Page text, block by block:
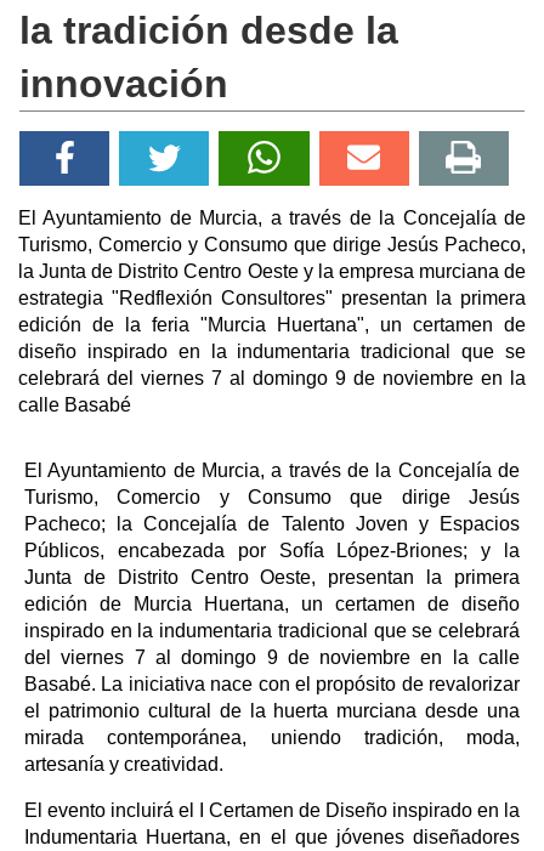
la tradición desde la
innovación
El Ayuntamiento de Murcia, a través de la Concejalía de
Turismo, Comercio y Consumo que dirige Jesús Pacheco,
la Junta de Distrito Centro Oeste y la empresa murciana de
estrategia "Redflexión Consultores" presentan la primera
edición de la feria "Murcia Huertana", un certamen de
diseño inspirado en la indumentaria tradicional que se
celebrará del viernes 7 al domingo 9 de noviembre en la
calle Basabé
El Ayuntamiento de Murcia, a través de la Concejalía de
Turismo, Comercio y Consumo que dirige Jesús
Pacheco; la Concejalía de Talento Joven y Espacios
Públicos, encabezada por Sofía López-Briones; y la
Junta de Distrito Centro Oeste, presentan la primera
edición de Murcia Huertana, un certamen de diseño
inspirado en la indumentaria tradicional que se celebrará
del viernes 7 al domingo 9 de noviembre en la calle
Basabé. La iniciativa nace con el propósito de revalorizar
el patrimonio cultural de la huerta murciana desde una
mirada contemporánea, uniendo tradición, moda,
artesanía y creatividad.
El evento incluirá el I Certamen de Diseño inspirado en la
Indumentaria Huertana, en el que jóvenes diseñadores